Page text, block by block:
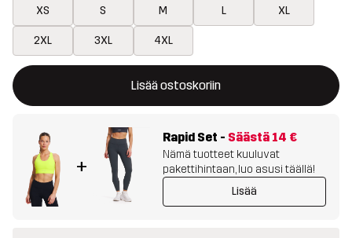
XS S M L XL
2XL 3XL 4XL
Lisää ostoskoriin
Tämä painike avaa ikkunan, joka vahvistaa uuden tuotteen
{{size}} ei saatavilla
+
Rapid Set - Säästä 14 €
Nämä tuotteet kuuluvat
pakettihintaan, luo asusi täällä!
Lisää